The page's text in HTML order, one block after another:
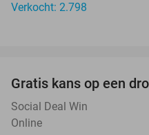
Verkocht: 2.798
Gratis kans op een
Social Deal Win
Online